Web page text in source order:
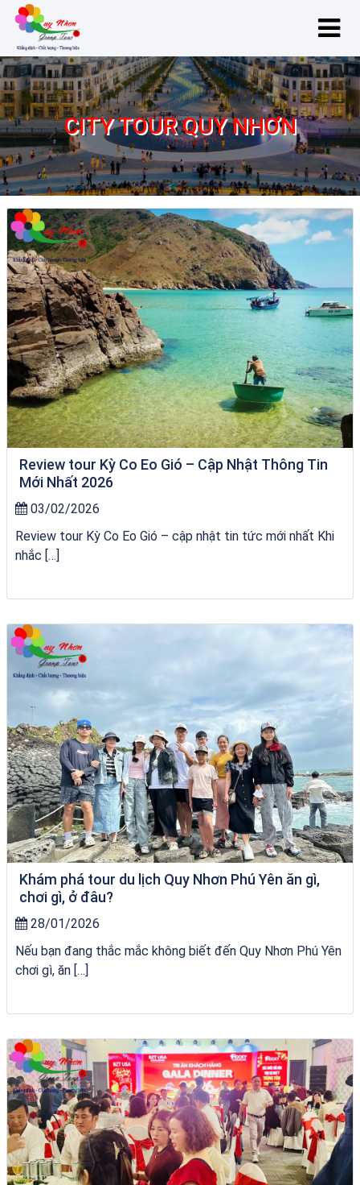
CITY TOUR QUY NHƠN
City Tour Quy Nhơn
Review tour Kỳ Co Eo Gió – Cập Nhật Thông Tin
Mới Nhất 2026
03/02/2026
Review tour Kỳ Co Eo Gió – cập nhật tin tức mới nhất Khi
nhắc […]
Khám phá tour du lịch Quy Nhơn Phú Yên ăn gì,
chơi gì, ở đâu?
28/01/2026
Nếu bạn đang thắc mắc không biết đến Quy Nhơn Phú Yên
chơi gì, ăn […]
City Tour Quy Nhơn